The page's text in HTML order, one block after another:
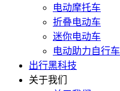
电动摩托车
折叠电动车
迷你电动车
电动助力自行车
出行黑科技
关于我们